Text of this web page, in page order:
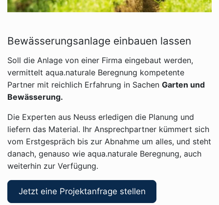
Bewässerungsanlage einbauen lassen
Soll die Anlage von einer Firma eingebaut werden,
vermittelt aqua.naturale Beregnung kompetente
Partner mit reichlich Erfahrung in Sachen Garten und
Bewässerung.
Die Experten aus Neuss erledigen die Planung und
liefern das Material. Ihr Ansprechpartner kümmert sich
vom Erstgespräch bis zur Abnahme um alles, und steht
danach, genauso wie aqua.naturale Beregnung, auch
weiterhin zur Verfügung.
Jetzt eine Projektanfrage stellen